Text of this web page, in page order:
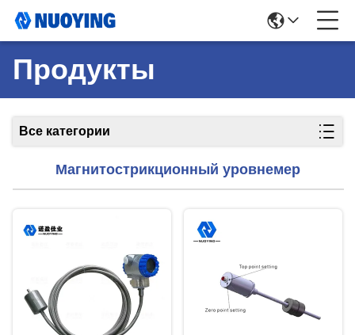
Продукты
Все категории
Магнитострикционный уровнемер